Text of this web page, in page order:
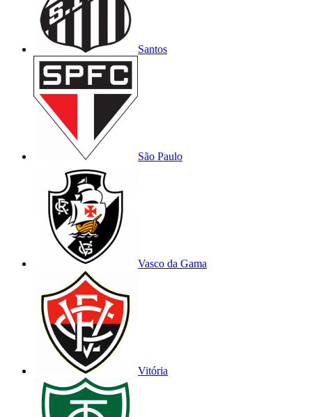
Santos
São Paulo
Vasco da Gama
Vitória